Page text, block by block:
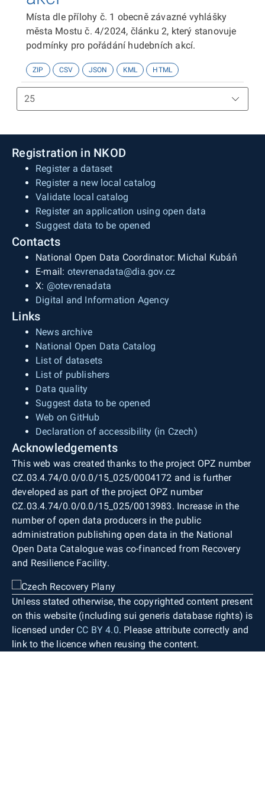
5/2025) je obvod ZŠ č. 14 spádovým obvodem
také pro celá správní území obcí Havraň,
Korozluky, Lišnice, Lužice, Malé Březno,
Patokryje, Polerady, Skršín a Volevčice. Polygony
těchto obcí lze získat např. z Registru územní
identifikace adres a nemovitostí (RÚIAN) - SHP ke
stažení např. ZDE.
Místa dle přílohy č. 1 obecně závazné vyhlášky
města Mostu č. 4/2024, článku 2, který stanovuje
podmínky pro pořádání hudebních akcí.
ZIP CSV JSON KML HTML
Registration in NKOD
Register a dataset
Register a new local catalog
Validate local catalog
Register an application using open data
Suggest data to be opened
Contacts
National Open Data Coordinator: Michal Kubáň
E-mail: otevrenadata@dia.gov.cz
X: @otevrenadata
Digital and Information Agency
Links
News archive
National Open Data Catalog
List of datasets
List of publishers
Data quality
Suggest data to be opened
Web on GitHub
Declaration of accessibility (in Czech)
Acknowledgements
This web was created thanks to the project OPZ number
CZ.03.4.74/0.0/0.0/15_025/0004172 and is further
developed as part of the project OPZ number
CZ.03.4.74/0.0/0.0/15_025/0013983. Increase in the
number of open data producers in the public
administration publishing open data in the National
Open Data Catalogue was co-financed from Recovery
and Resilience Facility.
Unless stated otherwise, the copyrighted content present
on this website (including sui generis database rights) is
licensed under CC BY 4.0. Please attribute correctly and
link to the licence when reusing the content.